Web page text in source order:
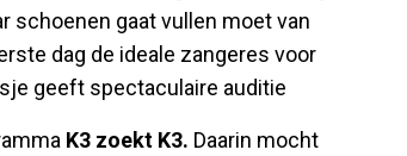
schoenen gaat vullen moet van
dag de ideale zangeres voor
geeft spectaculaire auditie
K3 zoekt K3. Daarin mocht